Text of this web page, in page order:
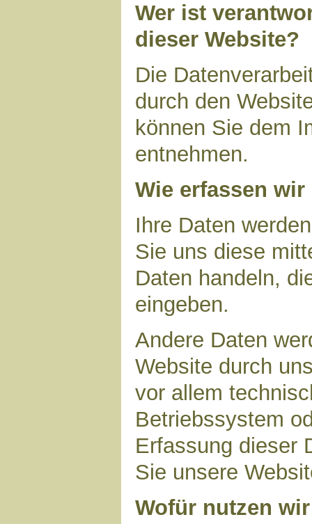
Wer ist
dieser Website?
Die
durch den
können Sie dem
entnehmen.
Wie erfassen wir
Ihre Daten
Sie uns diese
Daten handeln,
eingeben.
Andere Daten
Website durch
vor allem
Betriebssystem
Erfassung dieser
Sie unsere
Wofür nutzen